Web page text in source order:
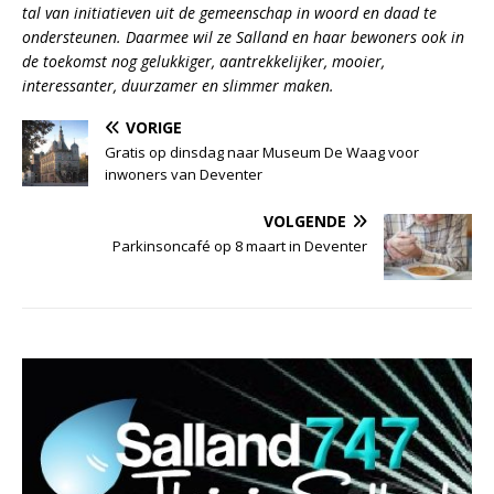
tal van initiatieven uit de gemeenschap in woord en daad te
ondersteunen. Daarmee wil ze Salland en haar bewoners ook in
de toekomst nog gelukkiger, aantrekkelijker, mooier,
interessanter, duurzamer en slimmer maken.
VORIGE
Gratis op dinsdag naar Museum De Waag voor
inwoners van Deventer
VOLGENDE
Parkinsoncafé op 8 maart in Deventer